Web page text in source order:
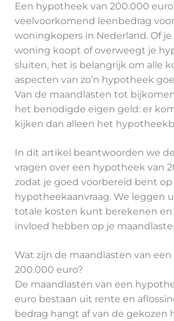
Een hypotheek van 200.000
veelvoorkomend leenbedrag
woningkopers in Nederland. Of
woning koopt of overweegt je
sluiten, het is belangrijk om alle
aspecten van zo’n hypotheek
Van de maandlasten tot
het benodigde eigen geld: er
kijken dan alleen het
In dit artikel beantwoorden we
vragen over een hypotheek van
zodat je goed voorbereid bent op
hypotheekaanvraag. We leggen
totale kosten kunt berekenen en
invloed hebben op je
Wat zijn de maandlasten van
200.000 euro?
De maandlasten van een
euro bestaan uit rente en
bedrag hangt af van de gekozen